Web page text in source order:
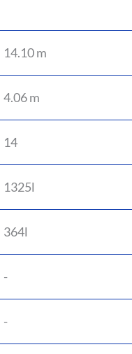
14.10 m
4.06 m
14
1325l
364l
-
-